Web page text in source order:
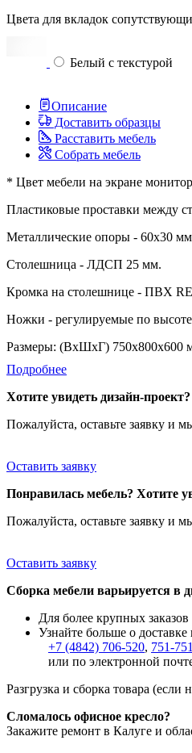
Цвета для вкладок
Белый с текстурой
Описание
Доставить образцы
Расставить мебель
Собрать мебель
* Цвет мебели на экране
Пластиковые проставки между
Металлические опоры - 60х30
Столешница - ЛДСП 25 мм.
Кромка на столешнице - ПВХ
Ножки - регулируемые по
Размеры: (ВхШхГ) 750х800х600
Подробнее
Хотите увидеть дизайн-проект?
Пожалуйста, оставьте заявку и
Оставить заявку
Понравилась мебель? Хотите
Пожалуйста, оставьте заявку и
Оставить заявку
Сборка мебели варьируется в
Для более крупных
Узнайте больше о
+7 (4842) 706-520, 751-751
или по электронной
Разгрузка и сборка товара (если
Сломалось офисное кресло?
Закажите ремонт в Калуге и